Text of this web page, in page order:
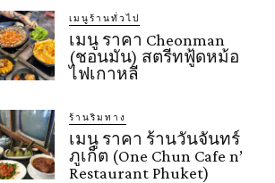
เมนูร้านทั่วไป
เมนู ราคา Cheonman
(ชอนมัน) สตรีทฟู้ดหม้อ
ไฟเกาหลี
ร้านริมทาง
เมนู ราคา ร้านวันจันทร์
ภูเก็ต (One Chun Cafe n’
Restaurant Phuket)